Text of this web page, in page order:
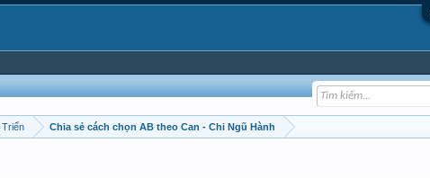
Triển Chia sẻ cách chọn AB theo Can - Chi Ngũ Hành